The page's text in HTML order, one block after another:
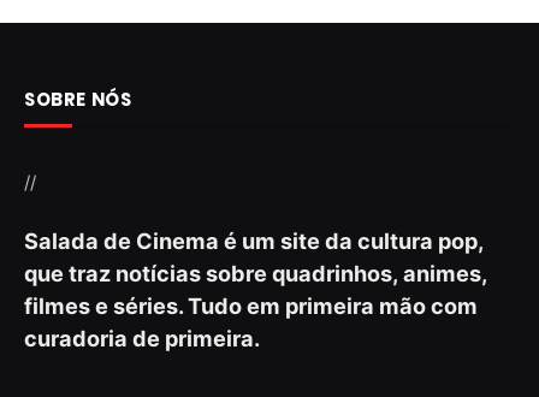
SOBRE NÓS
//
Salada de Cinema é um site da cultura pop,
que traz notícias sobre quadrinhos, animes,
filmes e séries. Tudo em primeira mão com
curadoria de primeira.